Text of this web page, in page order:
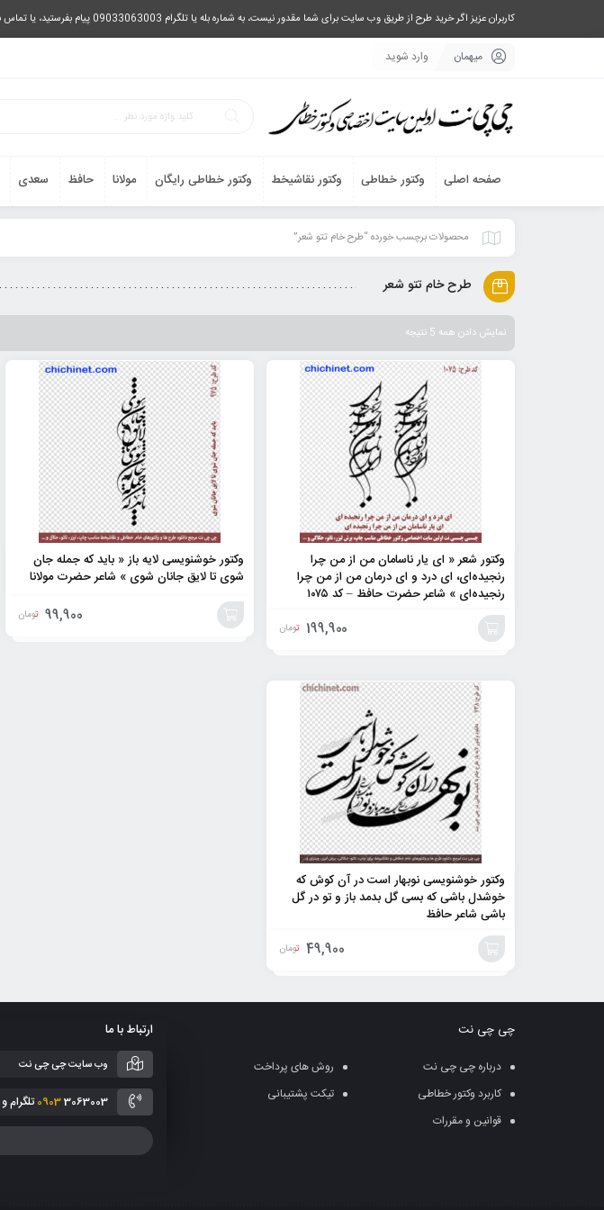
کاربران عزیز اگر خرید طرح از طریق وب سایت برای شما مقدور نیست، به شماره بله یا تلگرام 09033063003 پیام بفرستید، یا تماس بگیرید و طرح مورد نظر خود را دریافت نمایید.
میهمان وارد شوید
صفحه اصلی وکتور خطاطی وکتور نقاشیخط وکتور خطاطی رایگان مولانا حافظ سعدی
محصولات برچسب خورده “طرح خام تتو شعر”
طرح خام تتو شعر
نمایش دادن همه 5 نتیجه
وکتور شعر « ای یار ناسامان من از من چرا
رنجیده‌ای، ای درد و ای درمان من از من چرا
رنجیده‌ای » شاعر حضرت حافظ – کد ۱۰۷۵
199,900 تومان
وکتور خوشنویسی لایه باز « باید که جمله جان
شوی تا لایق جانان شوی » شاعر حضرت مولانا
99,900 تومان
وکتور خوشنویسی نوبهار است در آن کوش که
خوشدل باشی که بسی گل بدمد باز و تو در گل
باشی شاعر حافظ
49,900 تومان
چی چی نت
درباره چی چی نت
روش های پرداخت
کاربرد وکتور خطاطی
تیکت پشتیبانی
قوانین و مقررات
ارتباط با ما
وب سایت چی چی نت
09033063003 تلگرام و تماس در صورت لزوم